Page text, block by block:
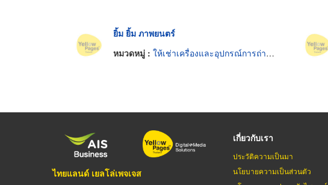
ยิ้ม ยิ้ม ภาพยนตร์
หมวดหมู่ : ให้เช่าเครื่องและอุปกรณ์การถ่ายและฉายภาพยนตร์
ไทยแลนด์ เยลโล่เพจเจส
เกี่ยวกับเรา
ประวัติความเป็นมา
นโยบายความเป็นส่วนตัว